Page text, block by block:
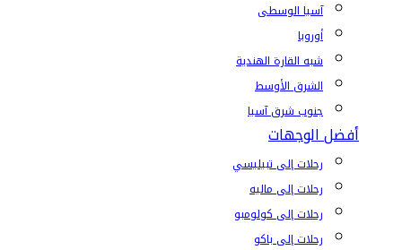
آسيا الوسطى
أوروبا
شبه القارة الهندية
الشرق الأوسط
جنوب شرق آسيا
أفضل الوجهات
رحلات إلى تبيليسي
رحلات إلى ماليه
رحلات إلى كولومبو
رحلات إلى باكو